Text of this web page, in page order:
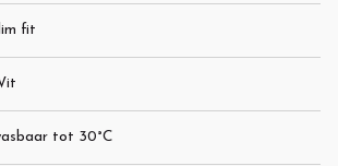
fit
tot 30°C